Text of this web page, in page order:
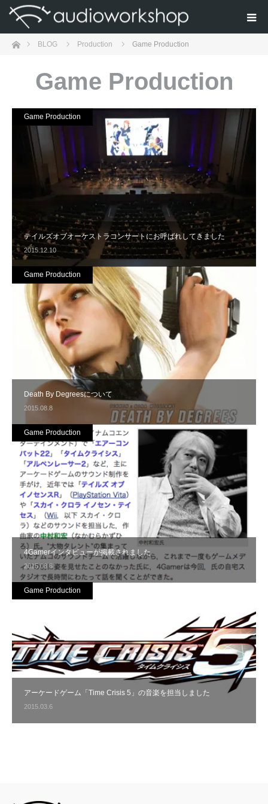
HomeBLOG Production Game Production
Game Production
テイルズオブオーケストラコンサートにお呼ばれしてきました
2015.12.10
Game Production
Death By Degreesについて
2015.08.8
Game Production
4Gamerインタビューが掲載されました
2015.08.8
Game Production
アーケードゲーム「Time Crisis 5」の音楽を担当しました
2015.03.6
Game Production